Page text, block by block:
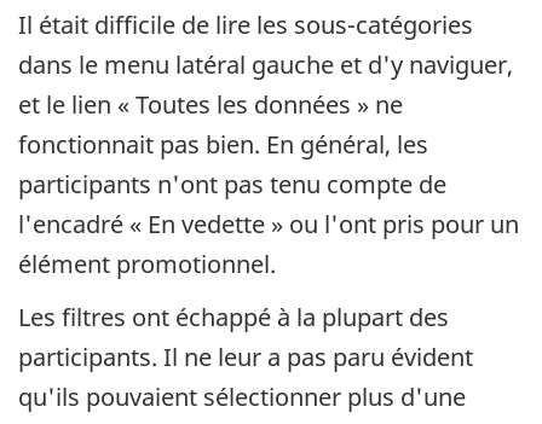
Il était difficile de lire les sous-catégories
dans le menu latéral gauche et d'y naviguer,
et le lien « Toutes les données » ne
fonctionnait pas bien. En général, les
participants n'ont pas tenu compte de
l'encadré « En vedette » ou l'ont pris pour un
élément promotionnel.
Les filtres ont échappé à la plupart des
participants. Il ne leur a pas paru évident
qu'ils pouvaient sélectionner plus d'une